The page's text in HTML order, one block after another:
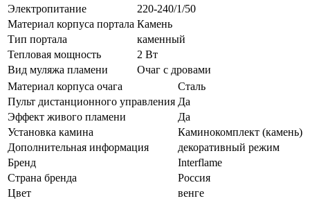
Электропитание
220-240/1/50
Материал корпуса портала Камень
Тип портала
каменный
Тепловая мощность
2 Вт
Вид муляжа пламени
Очаг с дровами
Материал корпуса очага
Сталь
Пульт дистанционного управления Да
Эффект живого пламени
Да
Установка камина
Каминокомплект (камень)
Дополнительная информация
декоративный режим
Бренд
Interflame
Страна бренда
Россия
Цвет
венге